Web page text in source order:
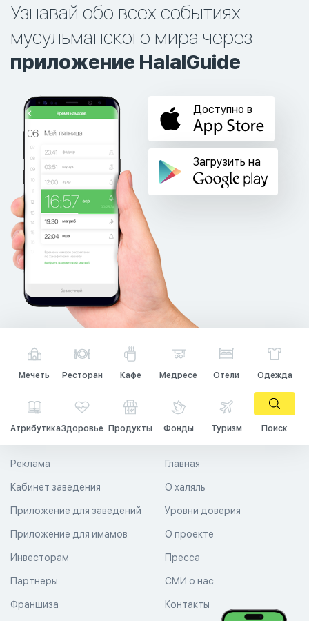
Узнавай обо всех событиях
мусульманского мира через
приложение HalalGuide
Доступно в
Загрузить на
Мечеть Ресторан Кафе Медресе Отели Одежда
АтрибутикаЗдоровье Продукты Фонды Туризм Поиск
Главная
О халяль
Уровни доверия
Реклама
Кабинет заведения
Приложение для заведений
Приложение для имамов О проекте
Пресса
СМИ о нас
Контакты
Инвесторам
Партнеры
Франшиза